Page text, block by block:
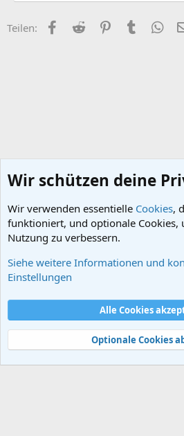
Teilen: Facebook
Reddit PinterestTumblr
Afrika
Nutzungsbedingungen
Hilfe und Impressum
Start
R
S
Community platform by XenForo® © 2010-2024
Wir schützen deine
Wir verwenden essentielle Cookies,
funktioniert, und optionale Cookies,
Nutzung zu verbessern.
Siehe weitere Informationen und
Einstellungen
Alle Cookies
Optionale Cookies